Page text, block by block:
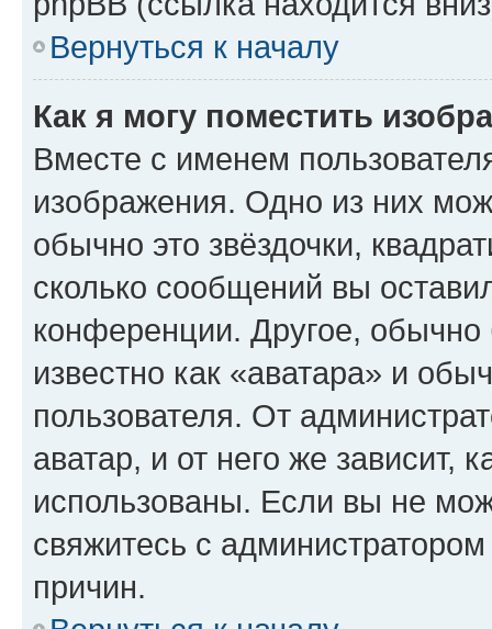
Вернуться к началу
Как я могу поместить
Вместе с именем
изображения. Одно из них
обычно это звёздочки,
сколько сообщений вы
конференции. Другое,
известно как «аватара» и
пользователя. От
аватар, и от него же зависит,
использованы. Если вы не
свяжитесь с
причин.